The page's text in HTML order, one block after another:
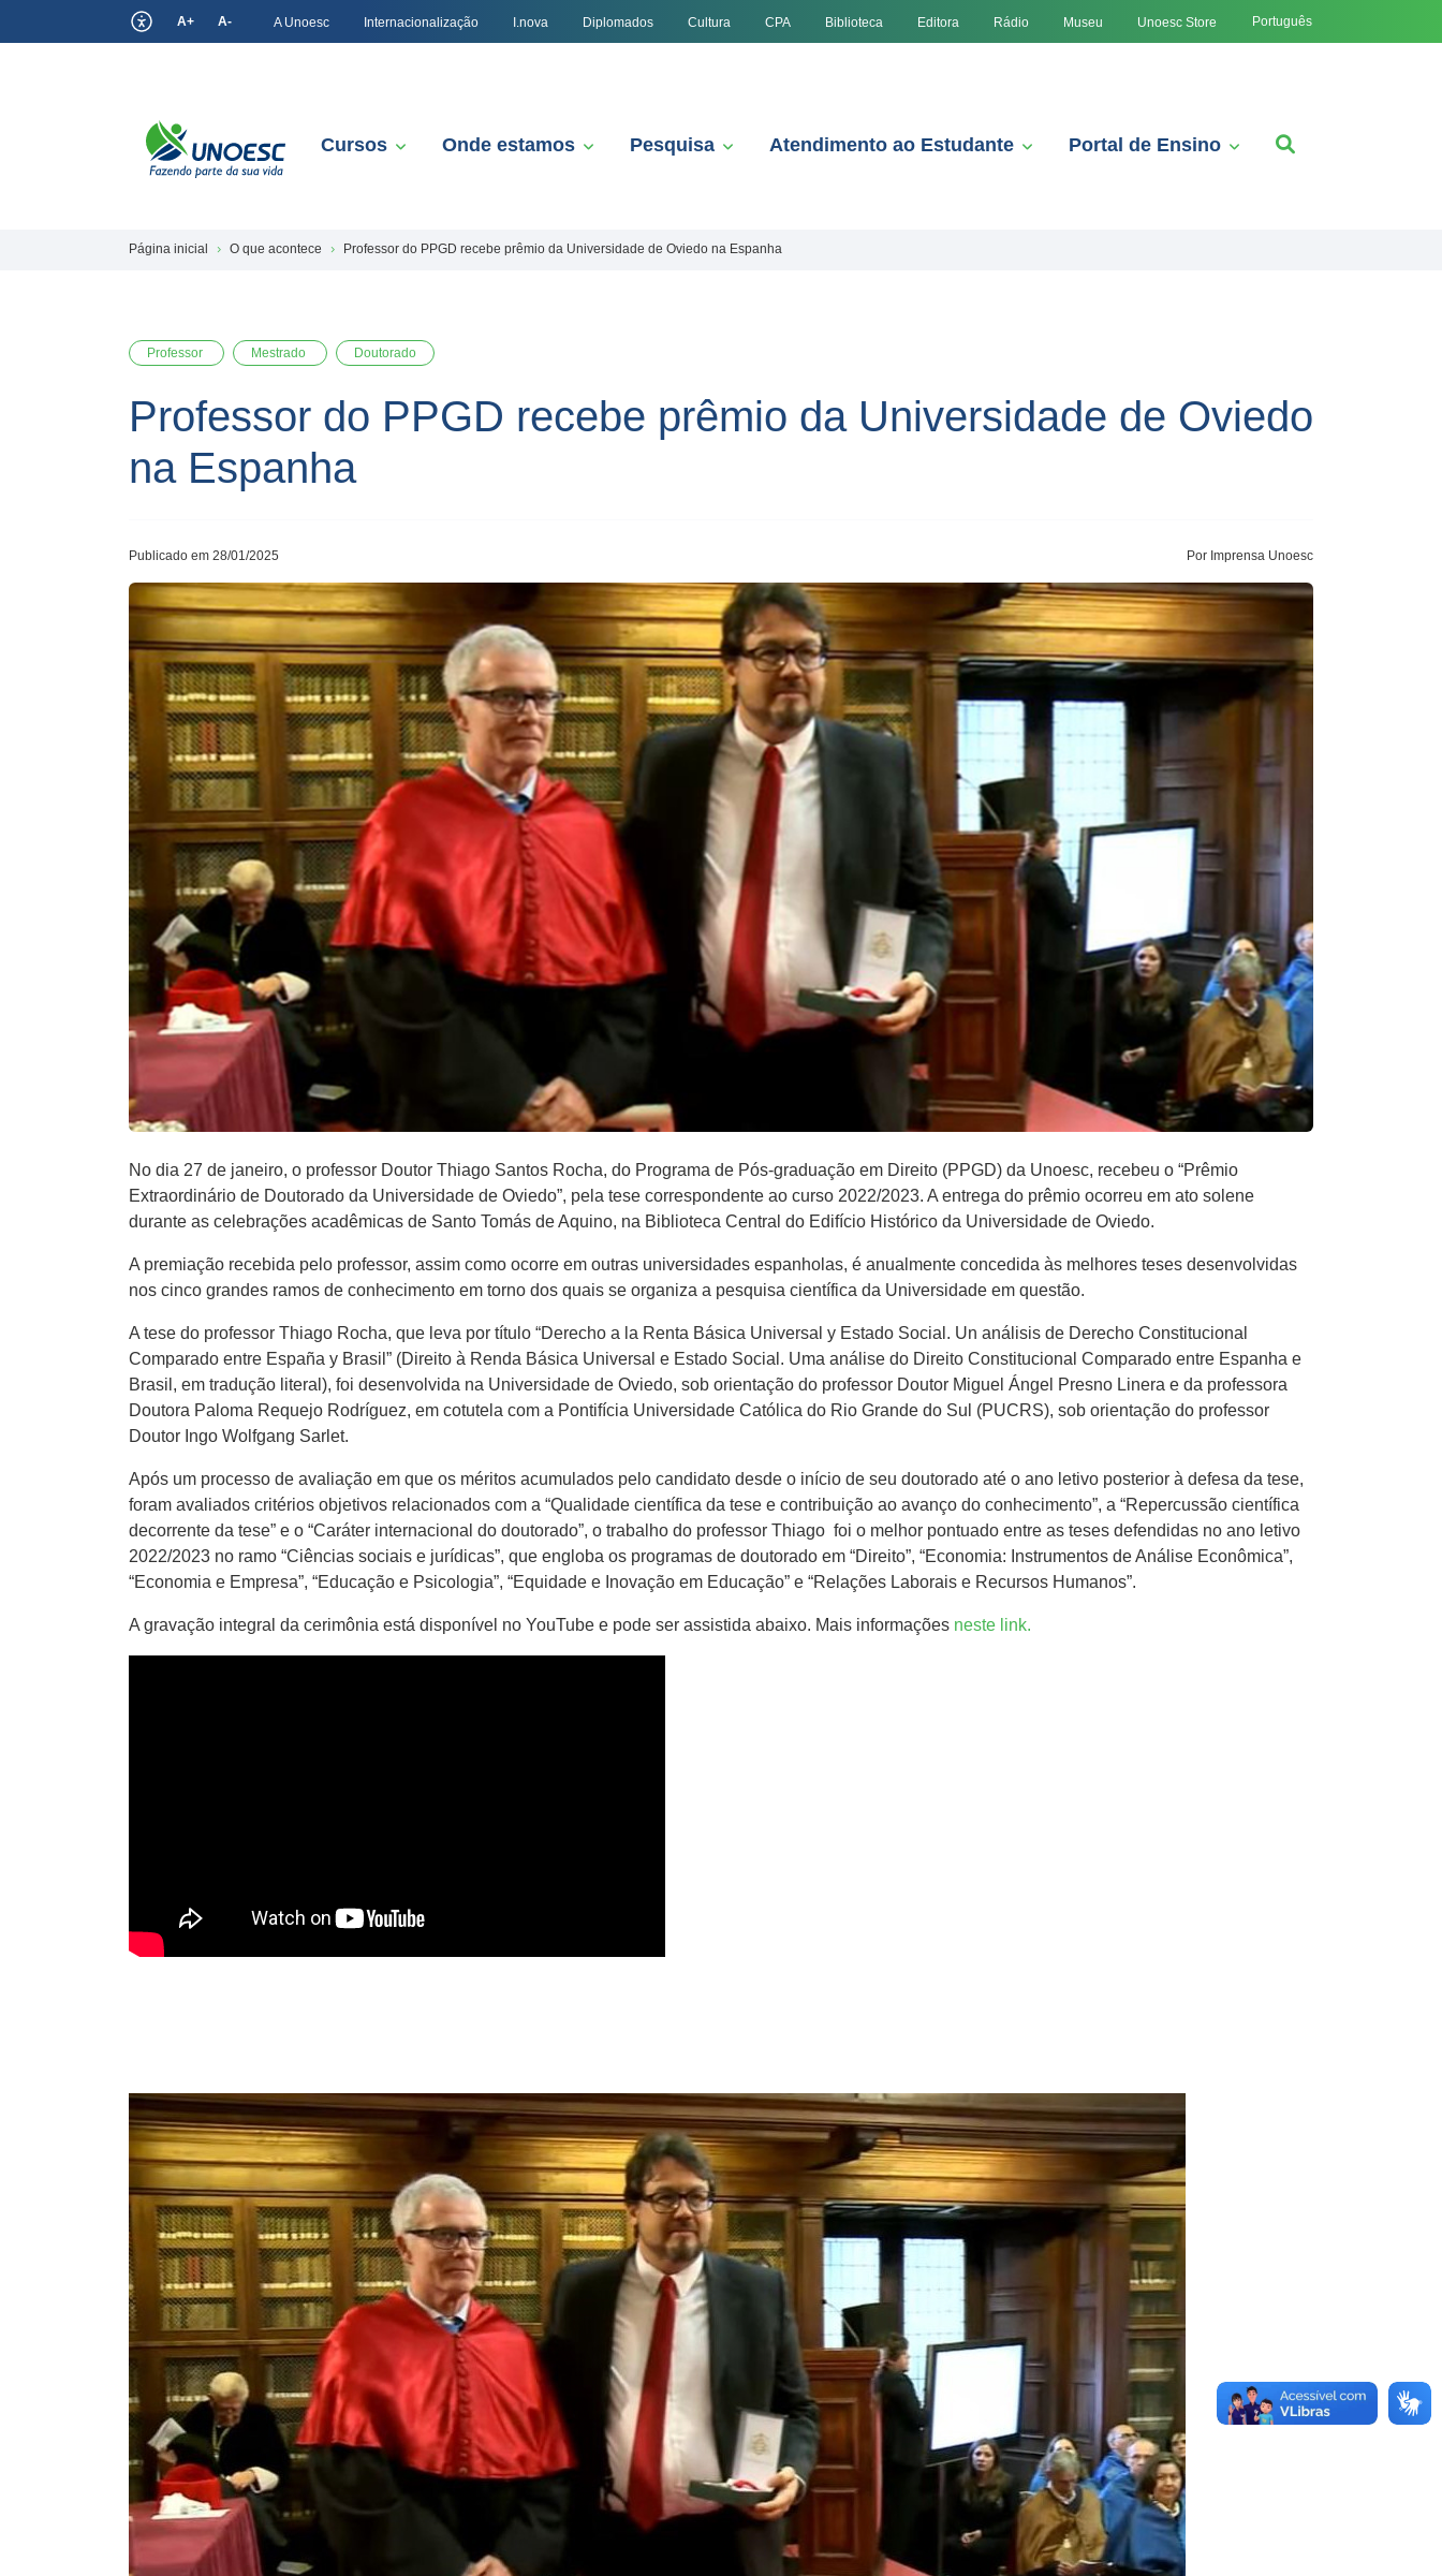
A+ A- A Unoesc Internacionalização I.nova Diplomados Cultura CPA Biblioteca Editora Rádio Museu Unoesc Store Português
Cursos Onde estamos Pesquisa Atendimento ao Estudante Portal de Ensino
Página inicial O que acontece Professor do PPGD recebe prêmio da Universidade de Oviedo na Espanha
Professor Mestrado Doutorado
Professor do PPGD recebe prêmio da Universidade de Oviedo
na Espanha
Publicado em 28/01/2025 Por Imprensa Unoesc
No dia 27 de janeiro, o professor Doutor Thiago Santos Rocha, do Programa de Pós-graduação em Direito (PPGD) da Unoesc, recebeu o “Prêmio
Extraordinário de Doutorado da Universidade de Oviedo”, pela tese correspondente ao curso 2022/2023. A entrega do prêmio ocorreu em ato solene
durante as celebrações acadêmicas de Santo Tomás de Aquino, na Biblioteca Central do Edifício Histórico da Universidade de Oviedo.
A premiação recebida pelo professor, assim como ocorre em outras universidades espanholas, é anualmente concedida às melhores teses desenvolvidas
nos cinco grandes ramos de conhecimento em torno dos quais se organiza a pesquisa científica da Universidade em questão.
A tese do professor Thiago Rocha, que leva por título “Derecho a la Renta Básica Universal y Estado Social. Un análisis de Derecho Constitucional
Comparado entre España y Brasil” (Direito à Renda Básica Universal e Estado Social. Uma análise do Direito Constitucional Comparado entre Espanha e
Brasil, em tradução literal), foi desenvolvida na Universidade de Oviedo, sob orientação do professor Doutor Miguel Ángel Presno Linera e da professora
Doutora Paloma Requejo Rodríguez, em cotutela com a Pontifícia Universidade Católica do Rio Grande do Sul (PUCRS), sob orientação do professor
Doutor Ingo Wolfgang Sarlet.
Após um processo de avaliação em que os méritos acumulados pelo candidato desde o início de seu doutorado até o ano letivo posterior à defesa da tese,
foram avaliados critérios objetivos relacionados com a “Qualidade científica da tese e contribuição ao avanço do conhecimento”, a “Repercussão científica
decorrente da tese” e o “Caráter internacional do doutorado”, o trabalho do professor Thiago foi o melhor pontuado entre as teses defendidas no ano letivo
2022/2023 no ramo “Ciências sociais e jurídicas”, que engloba os programas de doutorado em “Direito”, “Economia: Instrumentos de Análise Econômica”,
“Economia e Empresa”, “Educação e Psicologia”, “Equidade e Inovação em Educação” e “Relações Laborais e Recursos Humanos”.
A gravação integral da cerimônia está disponível no YouTube e pode ser assistida abaixo. Mais informações neste link.